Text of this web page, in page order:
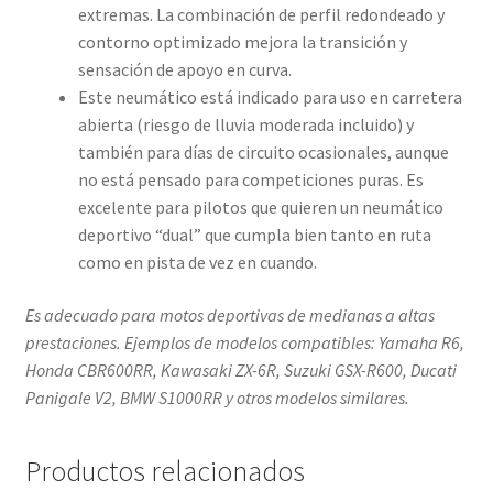
extremas. La combinación de perfil redondeado y
contorno optimizado mejora la transición y
sensación de apoyo en curva.
Este neumático está indicado para uso en carretera
abierta (riesgo de lluvia moderada incluido) y
también para días de circuito ocasionales, aunque
no está pensado para competiciones puras. Es
excelente para pilotos que quieren un neumático
deportivo “dual” que cumpla bien tanto en ruta
como en pista de vez en cuando.
Es adecuado para motos deportivas de medianas a altas
prestaciones. Ejemplos de modelos compatibles: Yamaha R6,
Honda CBR600RR, Kawasaki ZX-6R, Suzuki GSX-R600, Ducati
Panigale V2, BMW S1000RR y otros modelos similares.
Productos relacionados